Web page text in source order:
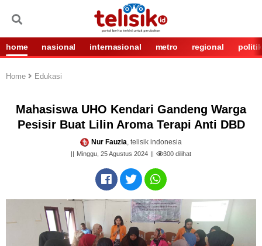
home nasional internasional metro regional politik
Home Edukasi
Mahasiswa UHO Kendari Gandeng Warga
Pesisir Buat Lilin Aroma Terapi Anti DBD
Nur Fauzia, telisik indonesia
Minggu, 25 Agustus 2024 300 dilihat